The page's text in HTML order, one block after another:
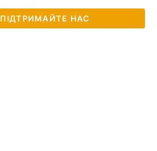
ПІДТРИМАЙТЕ НАС